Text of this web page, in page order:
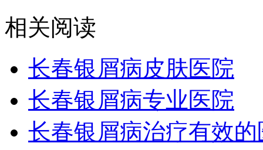
相关阅读
长春银屑病皮肤医院
长春银屑病专业医院
长春银屑病治疗有效的